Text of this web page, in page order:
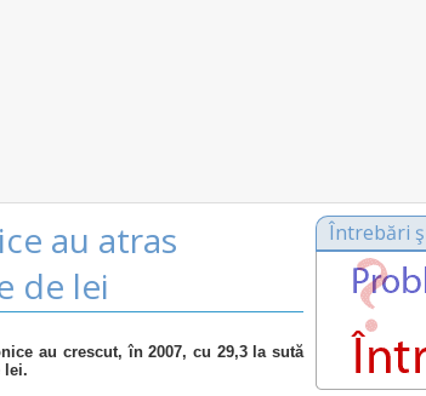
au atras
de lei
au crescut, în 2007, cu 29,3 la sută
lei.
Întrebări